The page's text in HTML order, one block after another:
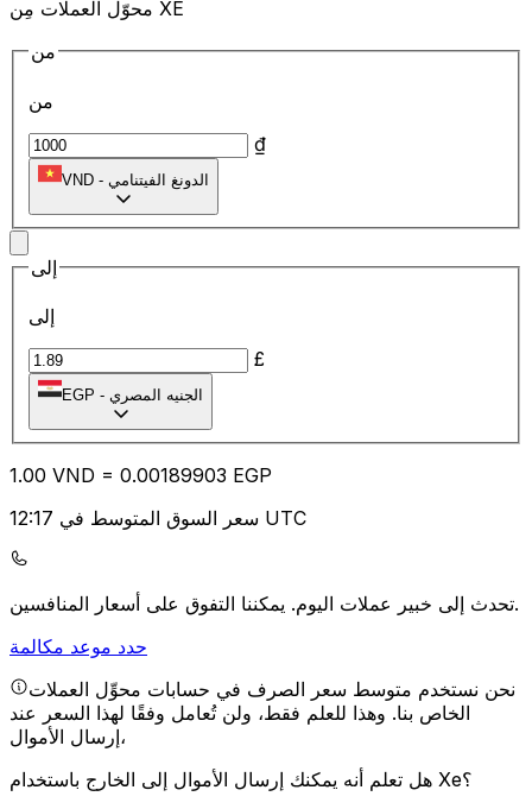
محوّل العملات مِن XE
من
من
₫
VND - الدونغ الفيتنامي
إلى
إلى
£
EGP - الجنيه المصري
1.00 VND = 0.00189903 EGP
سعر السوق المتوسط في 12:17 UTC
تحدث إلى خبير عملات اليوم.يمكننا التفوق على أسعار المنافسين.
حدد موعد مكالمة
نحن نستخدم متوسط سعر الصرف في حسابات محوِّل العملات
الخاص بنا. وهذا للعلم فقط، ولن تُعامل وفقًا لهذا السعر عند
إرسال الأموال،
هل تعلم أنه يمكنك إرسال الأموال إلى الخارج باستخدام Xe؟